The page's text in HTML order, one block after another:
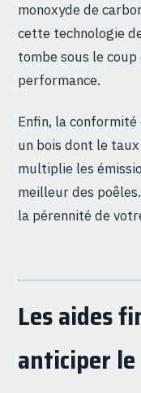
monoxyde de
cette technologie
tombe sous le
performance.
Enfin, la
un bois dont le
multiplie les
meilleur des
la pérennité de
Les aides
anticiper